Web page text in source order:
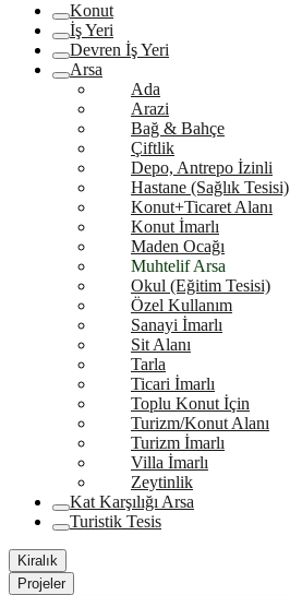
Konut
İş Yeri
Devren İş Yeri
Arsa
Ada
Arazi
Bağ & Bahçe
Çiftlik
Depo, Antrepo İzinli
Hastane (Sağlık Tesisi)
Konut+Ticaret Alanı
Konut İmarlı
Maden Ocağı
Muhtelif Arsa
Okul (Eğitim Tesisi)
Özel Kullanım
Sanayi İmarlı
Sit Alanı
Tarla
Ticari İmarlı
Toplu Konut İçin
Turizm/Konut Alanı
Turizm İmarlı
Villa İmarlı
Zeytinlik
Kat Karşılığı Arsa
Turistik Tesis
Kiralık
Projeler